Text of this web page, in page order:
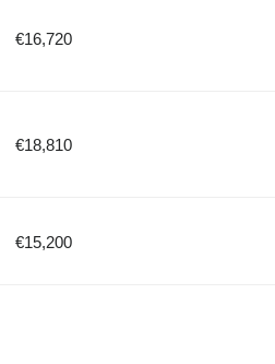
€16,720
€18,810
€15,200